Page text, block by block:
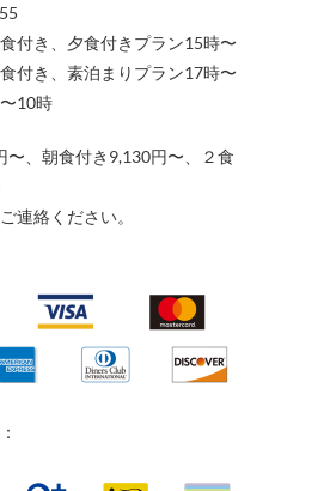
付き、夕食付きプラン15時〜
付き、素泊まりプラン17時〜
10時
〜、朝食付き9,130円〜、２食
連絡ください。